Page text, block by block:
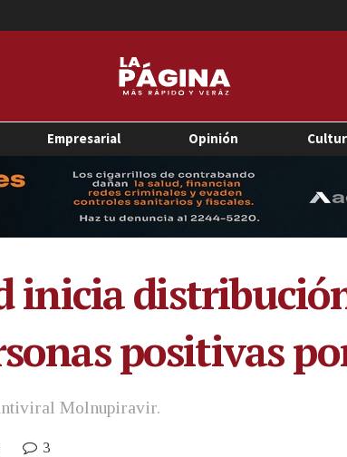
Empresarial Opinión
inicia
positivas
Molnupiravir.
3